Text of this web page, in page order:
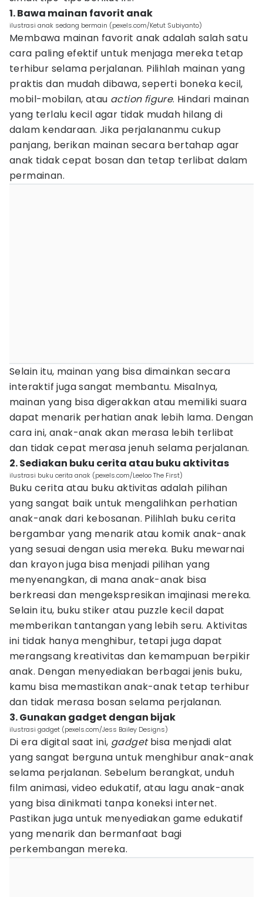
1. Bawa mainan favorit anak
ilustrasi anak sedang bermain (pexels.com/Ketut Subiyanto)
Membawa mainan favorit anak adalah salah satu
cara paling efektif untuk menjaga mereka tetap
terhibur selama perjalanan. Pilihlah mainan yang
praktis dan mudah dibawa, seperti boneka kecil,
mobil-mobilan, atau action figure. Hindari mainan
yang terlalu kecil agar tidak mudah hilang di
dalam kendaraan. Jika perjalananmu cukup
panjang, berikan mainan secara bertahap agar
anak tidak cepat bosan dan tetap terlibat dalam
permainan.
Selain itu, mainan yang bisa dimainkan secara
interaktif juga sangat membantu. Misalnya,
mainan yang bisa digerakkan atau memiliki suara
dapat menarik perhatian anak lebih lama. Dengan
cara ini, anak-anak akan merasa lebih terlibat
dan tidak cepat merasa jenuh selama perjalanan.
2. Sediakan buku cerita atau buku aktivitas
ilustrasi buku cerita anak (pexels.com/Leeloo The First)
Buku cerita atau buku aktivitas adalah pilihan
yang sangat baik untuk mengalihkan perhatian
anak-anak dari kebosanan. Pilihlah buku cerita
bergambar yang menarik atau komik anak-anak
yang sesuai dengan usia mereka. Buku mewarnai
dan krayon juga bisa menjadi pilihan yang
menyenangkan, di mana anak-anak bisa
berkreasi dan mengekspresikan imajinasi mereka.
Selain itu, buku stiker atau puzzle kecil dapat
memberikan tantangan yang lebih seru. Aktivitas
ini tidak hanya menghibur, tetapi juga dapat
merangsang kreativitas dan kemampuan berpikir
anak. Dengan menyediakan berbagai jenis buku,
kamu bisa memastikan anak-anak tetap terhibur
dan tidak merasa bosan selama perjalanan.
3. Gunakan gadget dengan bijak
ilustrasi gadget (pexels.com/Jess Bailey Designs)
Di era digital saat ini, gadgetbisa menjadi alat
yang sangat berguna untuk menghibur anak-anak
selama perjalanan. Sebelum berangkat, unduh
film animasi, video edukatif, atau lagu anak-anak
yang bisa dinikmati tanpa koneksi internet.
Pastikan juga untuk menyediakan game edukatif
yang menarik dan bermanfaat bagi
perkembangan mereka.